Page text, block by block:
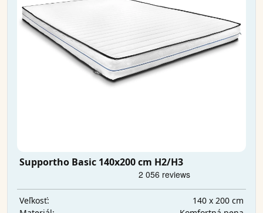
Supportho Basic 140x200 cm H2/H3
Veľkosť:
140 x 200 cm